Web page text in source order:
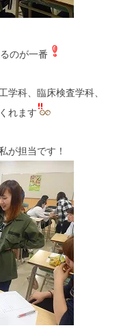
のが一番
学科、臨床検査学科、
れます
が担当です！